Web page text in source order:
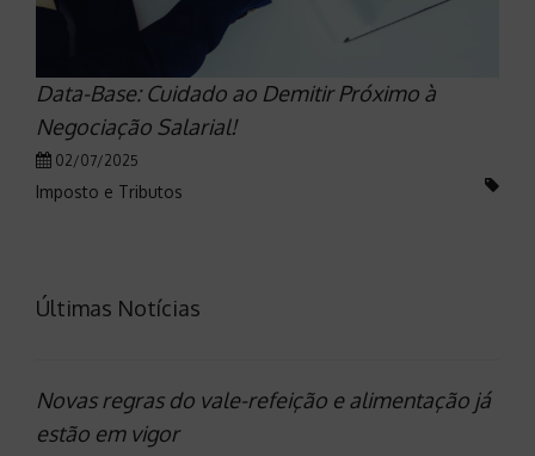
Data-Base: Cuidado ao Demitir Próximo à
Negociação Salarial!
02/07/2025
Imposto e Tributos
Últimas Notícias
Novas regras do vale-refeição e alimentação já
estão em vigor